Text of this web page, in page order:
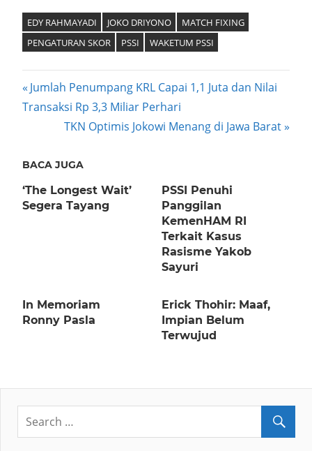
EDY RAHMAYADI JOKO DRIYONO
MATCH FIXING
PENGATURAN SKOR
PSSI WAKETUM PSSI
Post
navigation
Previous
Post:
Jumlah Penumpang KRL Capai 1,1 Juta dan Nilai
Transaksi Rp 3,3 Miliar Perhari
Next
TKN Optimis Jokowi Menang di Jawa Barat
BACA JUGA
‘The Longest Wait’
Segera Tayang
PSSI Penuhi
Panggilan
KemenHAM RI
Terkait Kasus
Rasisme Yakob
Sayuri
In Memoriam
Ronny Pasla
Erick Thohir: Maaf,
Impian Belum
Terwujud